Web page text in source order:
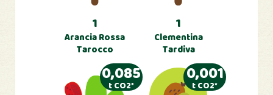
1
Arancia Rossa
Tarocco
1
Clementina
Tardiva
0,085
t CO2* 0,001
t CO2*